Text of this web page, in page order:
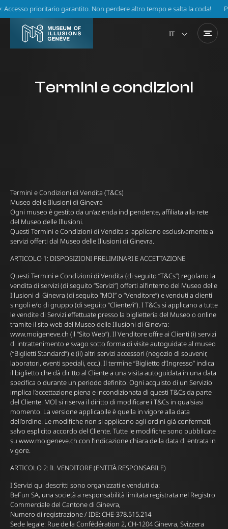
prioritario garantito. Non perdere altro tempo e salta la coda! Prenota
IT
Termini e condizioni
Termini e Condizioni di Vendita (T&Cs)
Museo delle Illusioni di Ginevra
Ogni museo è gestito da un’azienda indipendente, affiliata alla rete
del Museo delle Illusioni.
Questi Termini e Condizioni di Vendita si applicano esclusivamente ai
servizi offerti dal Museo delle Illusioni di Ginevra.
ARTICOLO 1: DISPOSIZIONI PRELIMINARI E ACCETTAZIONE
Questi Termini e Condizioni di Vendita (di seguito “T&Cs”) regolano la
vendita di servizi (di seguito “Servizi”) offerti all’interno del Museo delle
Illusioni di Ginevra (di seguito “MOI” o “Venditore”) e venduti a clienti
singoli e/o di gruppo (di seguito “Cliente/i”). I T&Cs si applicano a tutte
le vendite di Servizi effettuate presso la biglietteria del Museo o online
tramite il sito web del Museo delle Illusioni di Ginevra:
www.moigeneve.ch (il “Sito Web”). Il Venditore offre ai Clienti (i) servizi
di intrattenimento e svago sotto forma di visite autoguidate al museo
(“Biglietti Standard”) e (ii) altri servizi accessori (negozio di souvenir,
laboratori, eventi speciali, ecc.). Il termine “Biglietto d’Ingresso” indica
il biglietto che dà diritto al Cliente a una visita autoguidata in una data
specifica o durante un periodo definito. Ogni acquisto di un Servizio
implica l’accettazione piena e incondizionata di questi T&Cs da parte
del Cliente. MOI si riserva il diritto di modificare i T&Cs in qualsiasi
momento. La versione applicabile è quella in vigore alla data
dell’ordine. Le modifiche non si applicano agli ordini già confermati,
salvo esplicito accordo del Cliente. Tutte le modifiche sono pubblicate
su www.moigeneve.ch con l’indicazione chiara della data di entrata in
vigore.
ARTICOLO 2: IL VENDITORE (ENTITÀ RESPONSABILE)
I Servizi qui descritti sono organizzati e venduti da:
BeFun SA, una società a responsabilità limitata registrata nel Registro
Commerciale del Cantone di Ginevra,
Numero di registrazione / IDE: CHE-378.515.214
Sede legale: Rue de la Confédération 2, CH-1204 Ginevra, Svizzera